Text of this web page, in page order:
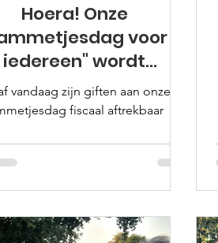
Hoera! Onze
voor
iedereen" wordt
door de Koning
vandaag zijn giften aan onze
fiscaal aftrekbaar